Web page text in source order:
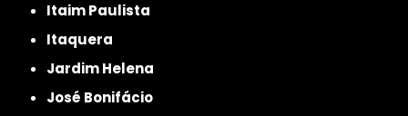
Itaim Paulista
Itaquera
Jardim Helena
José Bonifácio